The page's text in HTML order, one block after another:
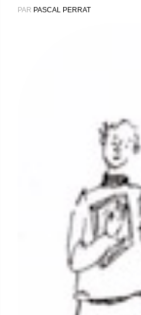
PAR PASCAL PERRAT